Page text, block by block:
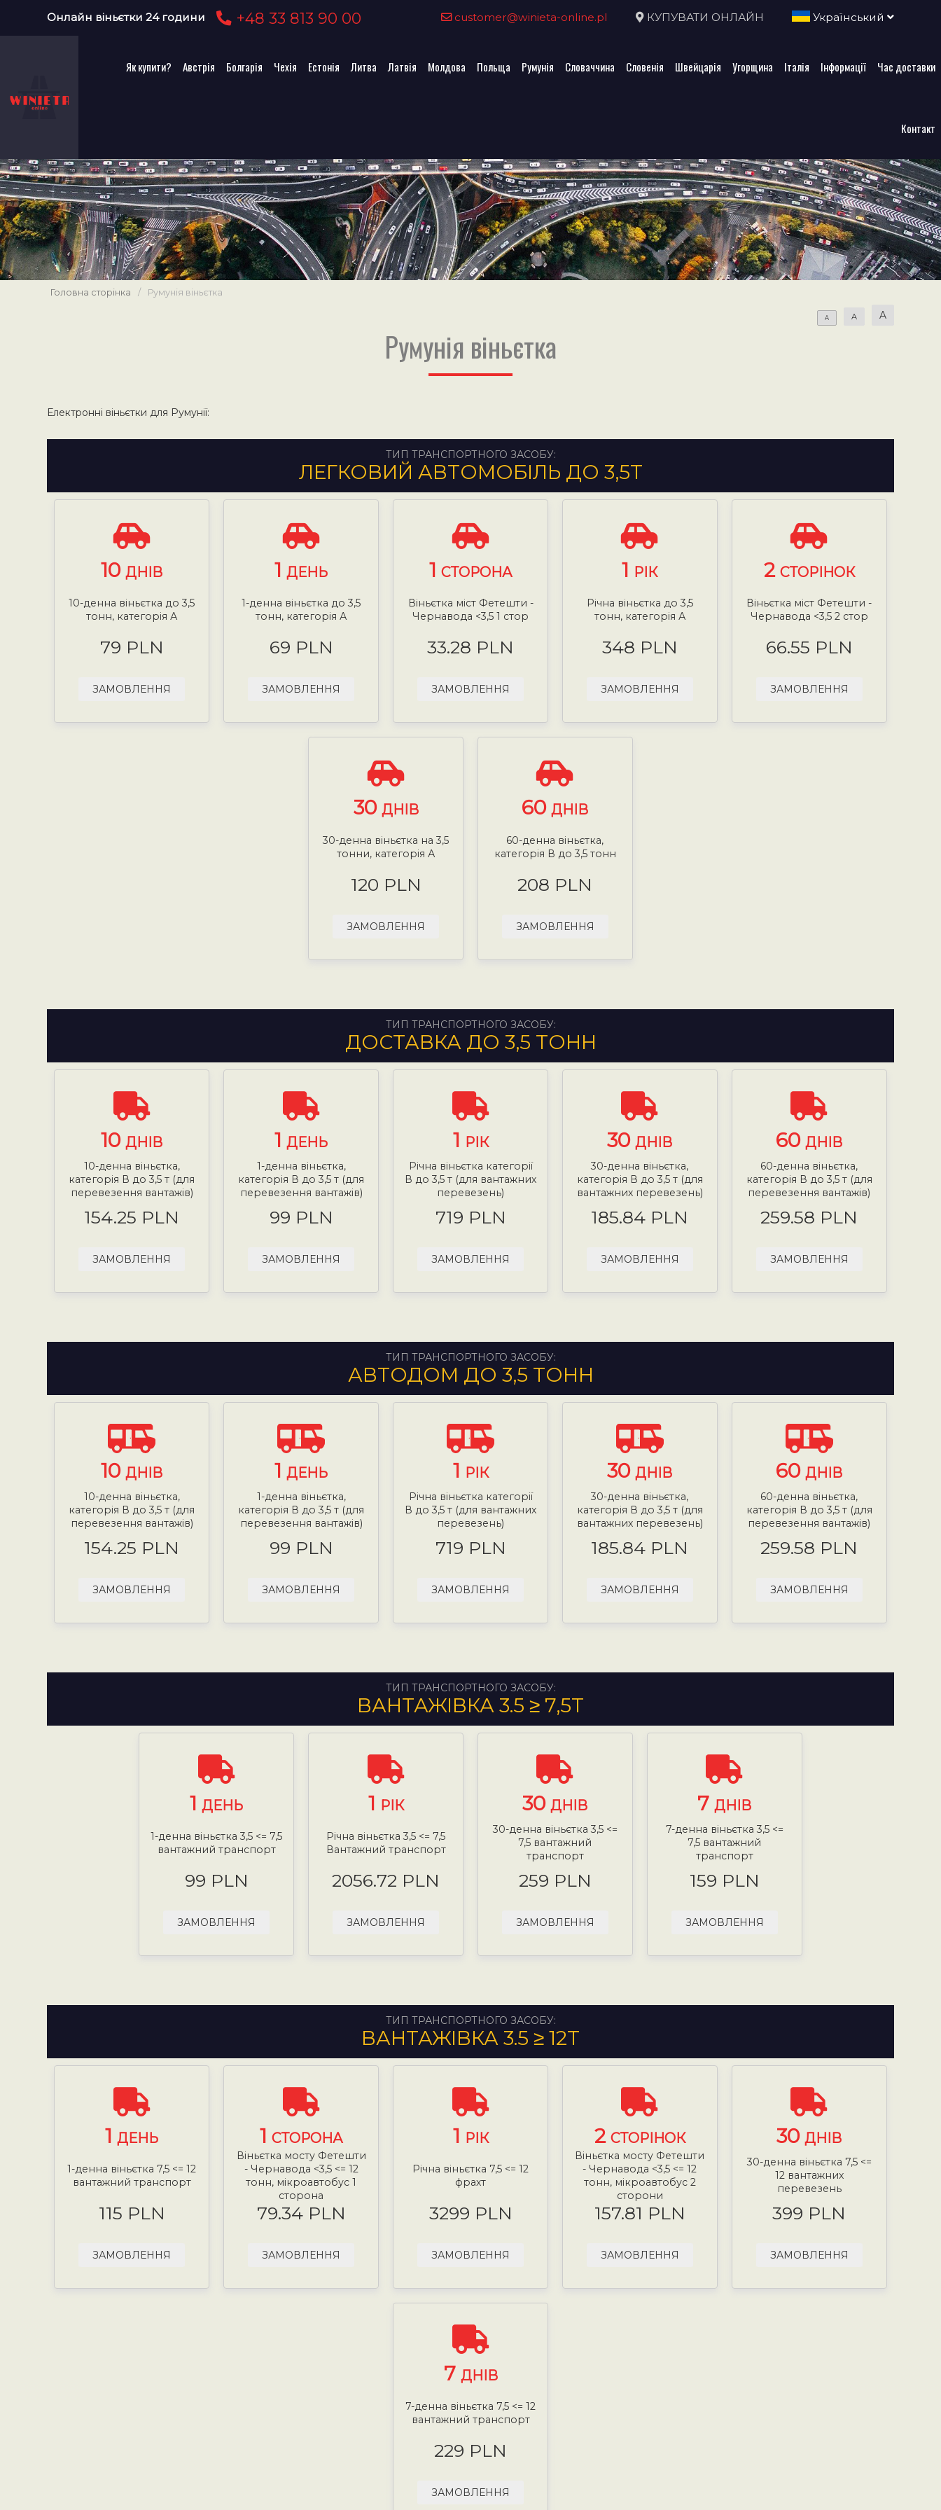
Онлайн віньєтки 24 години +48 33 813 90 00 customer@winieta-online.pl КУПУВАТИ ОНЛАЙН Український
Як купити? Австрія Болгарія Чехія Естонія Литва Латвія Молдова Польща Румунія Словаччина Словенія Швейцарія Угорщина Італія Інформації Час доставки
Контакт
Головна сторінка / Румунія віньєтка
A A A
Румунія віньєтка
Електронні віньєтки для Румунії:
ТИП ТРАНСПОРТНОГО ЗАСОБУ:
ЛЕГКОВИЙ АВТОМОБІЛЬ ДО 3,5Т
10ДНІВ
10-денна віньєтка до 3,5
тонн, категорія А
79 PLN
ЗАМОВЛЕННЯ
1ДЕНЬ
1-денна віньєтка до 3,5
тонн, категорія А
69 PLN
ЗАМОВЛЕННЯ
1 СТОРОНА
Віньєтка міст Фетешти -
Чернавода <3,5 1 стор
33.28 PLN
ЗАМОВЛЕННЯ
1 РІК
Річна віньєтка до 3,5
тонн, категорія А
348 PLN
ЗАМОВЛЕННЯ
2 СТОРІНОК
Віньєтка міст Фетешти -
Чернавода <3,5 2 стор
66.55 PLN
ЗАМОВЛЕННЯ
30 ДНІВ
30-денна віньєтка на 3,5
тонни, категорія А
120 PLN
ЗАМОВЛЕННЯ
60ДНІВ
60-денна віньєтка,
категорія В до 3,5 тонн
208 PLN
ЗАМОВЛЕННЯ
ТИП ТРАНСПОРТНОГО ЗАСОБУ:
ДОСТАВКА ДО 3,5 ТОНН
10ДНІВ
10-денна віньєтка,
категорія В до 3,5 т (для
перевезення вантажів)
154.25 PLN
ЗАМОВЛЕННЯ
1ДЕНЬ
1-денна віньєтка,
категорія В до 3,5 т (для
перевезення вантажів)
99 PLN
ЗАМОВЛЕННЯ
1 РІК
Річна віньєтка категорії
В до 3,5 т (для вантажних
перевезень)
719 PLN
ЗАМОВЛЕННЯ
30ДНІВ
30-денна віньєтка,
категорія В до 3,5 т (для
вантажних перевезень)
185.84 PLN
ЗАМОВЛЕННЯ
60ДНІВ
60-денна віньєтка,
категорія В до 3,5 т (для
перевезення вантажів)
259.58 PLN
ЗАМОВЛЕННЯ
ТИП ТРАНСПОРТНОГО ЗАСОБУ:
АВТОДОМ ДО 3,5 ТОНН
10ДНІВ
10-денна віньєтка,
категорія В до 3,5 т (для
перевезення вантажів)
154.25 PLN
ЗАМОВЛЕННЯ
1ДЕНЬ
1-денна віньєтка,
категорія В до 3,5 т (для
перевезення вантажів)
99 PLN
ЗАМОВЛЕННЯ
1 РІК
Річна віньєтка категорії
В до 3,5 т (для вантажних
перевезень)
719 PLN
ЗАМОВЛЕННЯ
30ДНІВ
30-денна віньєтка,
категорія В до 3,5 т (для
вантажних перевезень)
185.84 PLN
ЗАМОВЛЕННЯ
60ДНІВ
60-денна віньєтка,
категорія В до 3,5 т (для
перевезення вантажів)
259.58 PLN
ЗАМОВЛЕННЯ
ТИП ТРАНСПОРТНОГО ЗАСОБУ:
ВАНТАЖІВКА 3.5 ≥ 7,5Т
1ДЕНЬ
1-денна віньєтка 3,5 <= 7,5
вантажний транспорт
99 PLN
ЗАМОВЛЕННЯ
1 РІК
Річна віньєтка 3,5 <= 7,5
Вантажний транспорт
2056.72 PLN
ЗАМОВЛЕННЯ
30ДНІВ
30-денна віньєтка 3,5 <=
7,5 вантажний
транспорт
259 PLN
ЗАМОВЛЕННЯ
7ДНІВ
7-денна віньєтка 3,5 <=
7,5 вантажний
транспорт
159 PLN
ЗАМОВЛЕННЯ
ТИП ТРАНСПОРТНОГО ЗАСОБУ:
ВАНТАЖІВКА 3.5 ≥ 12Т
1ДЕНЬ
1-денна віньєтка 7,5 <= 12
вантажний транспорт
115 PLN
ЗАМОВЛЕННЯ
1 СТОРОНА
Віньєтка мосту Фетешти
- Чернавода <3,5 <= 12
тонн, мікроавтобус 1
сторона
79.34 PLN
ЗАМОВЛЕННЯ
1 РІК
Річна віньєтка 7,5 <= 12
фрахт
3299 PLN
ЗАМОВЛЕННЯ
2 СТОРІНОК
Віньєтка мосту Фетешти
- Чернавода <3,5 <= 12
тонн, мікроавтобус 2
сторони
157.81 PLN
ЗАМОВЛЕННЯ
30ДНІВ
30-денна віньєтка 7,5 <=
12 вантажних
перевезень
399 PLN
ЗАМОВЛЕННЯ
7 ДНІВ
7-денна віньєтка 7,5 <= 12
вантажний транспорт
229 PLN
ЗАМОВЛЕННЯ